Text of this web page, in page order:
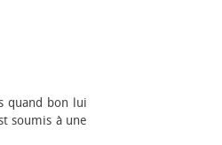
quand bon lui
soumis à une